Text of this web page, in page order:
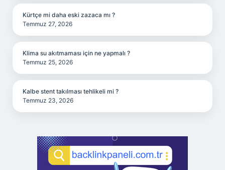
Kürtçe mi daha eski zazaca mı ?
Temmuz 27, 2026
Klima su akıtmaması için ne yapmalı ?
Temmuz 25, 2026
Kalbe stent takılması tehlikeli mi ?
Temmuz 23, 2026